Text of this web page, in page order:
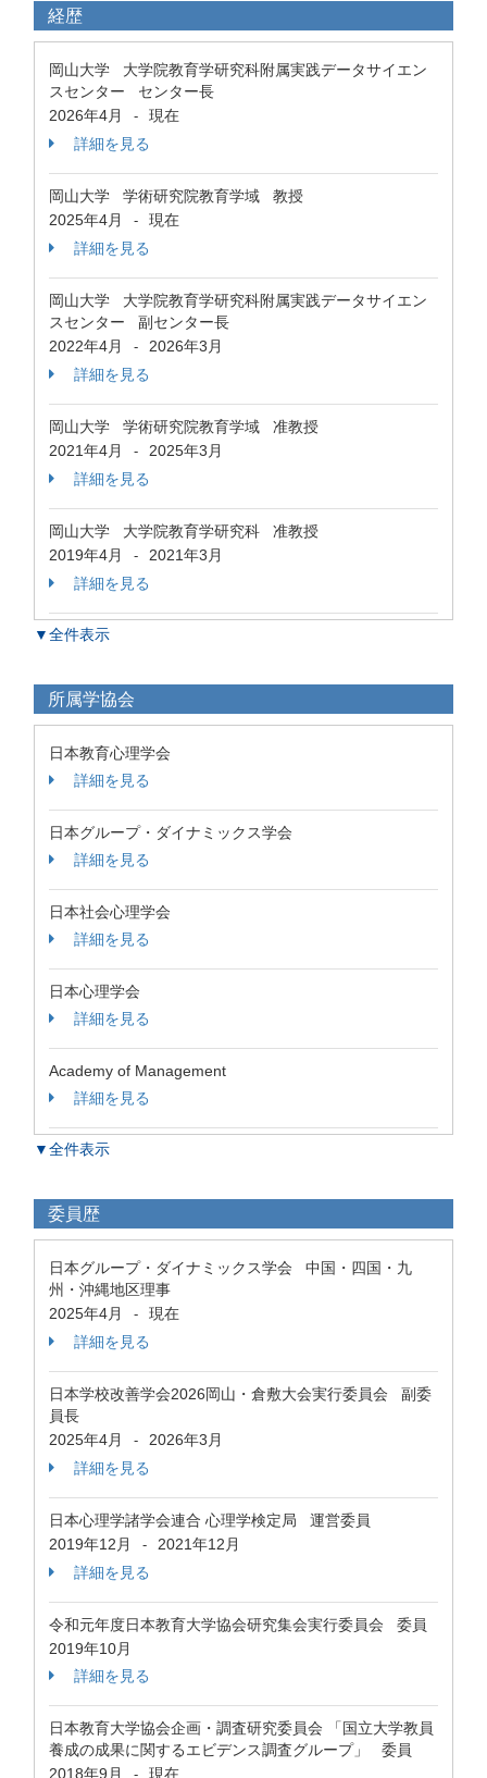
経歴
岡山大学 大学院教育学研究科附属実践データサイエン
スセンター センター長
2026年4月
-
現在
詳細を見る
岡山大学 学術研究院教育学域 教授
2025年4月
-
現在
詳細を見る
岡山大学 大学院教育学研究科附属実践データサイエン
スセンター 副センター長
2022年4月
-
2026年3月
詳細を見る
岡山大学 学術研究院教育学域 准教授
2021年4月
-
2025年3月
詳細を見る
岡山大学 大学院教育学研究科 准教授
2019年4月
-
2021年3月
詳細を見る
▼全件表示
所属学協会
日本教育心理学会
詳細を見る
日本グループ・ダイナミックス学会
詳細を見る
日本社会心理学会
詳細を見る
日本心理学会
詳細を見る
Academy of Management
詳細を見る
▼全件表示
委員歴
日本グループ・ダイナミックス学会 中国・四国・九
州・沖縄地区理事
2025年4月
-
現在
詳細を見る
日本学校改善学会2026岡山・倉敷大会実行委員会 副委
員長
2025年4月
-
2026年3月
詳細を見る
日本心理学諸学会連合 心理学検定局 運営委員
2019年12月
-
2021年12月
詳細を見る
令和元年度日本教育大学協会研究集会実行委員会 委員
2019年10月
詳細を見る
日本教育大学協会企画・調査研究委員会 「国立大学教員
養成の成果に関するエビデンス調査グループ」 委員
2018年9月
- 現在